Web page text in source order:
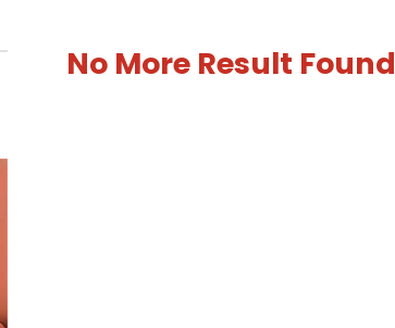
No More Result Found